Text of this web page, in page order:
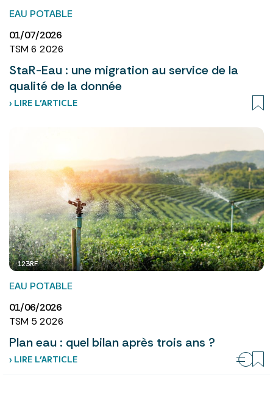
EAU POTABLE
01/07/2026
TSM 6 2026
StaR-Eau : une migration au service de la
qualité de la donnée
› LIRE L’ARTICLE
123RF
EAU POTABLE
01/06/2026
TSM 5 2026
Plan eau : quel bilan après trois ans ?
› LIRE L’ARTICLE